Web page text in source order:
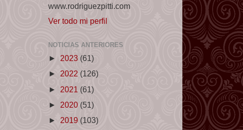
www.rodriguezpitti.com
Ver todo mi perfil
NOTICIAS ANTERIORES
► 2023 (61)
► 2022 (126)
► 2021 (61)
► 2020 (51)
► 2019 (103)